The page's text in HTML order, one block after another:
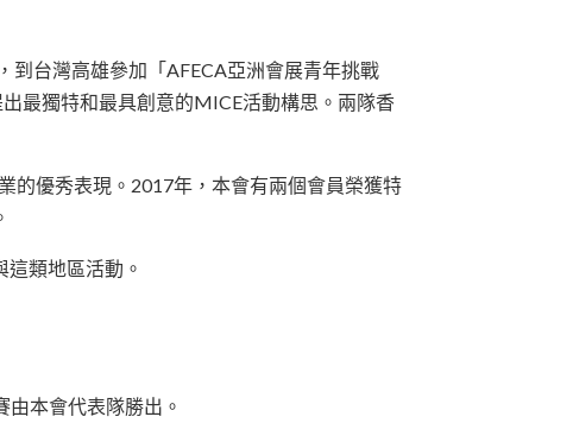
到台灣高雄參加「AFECA亞洲會展青年挑戰
最獨特和最具創意的MICE活動構思。兩隊香
的優秀表現。2017年，本會有兩個會員榮獲特
類地區活動。
本會代表隊勝出。